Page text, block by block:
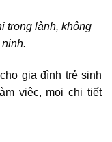
trong lành, không
gia đình trẻ sinh
việc, mọi chi tiết